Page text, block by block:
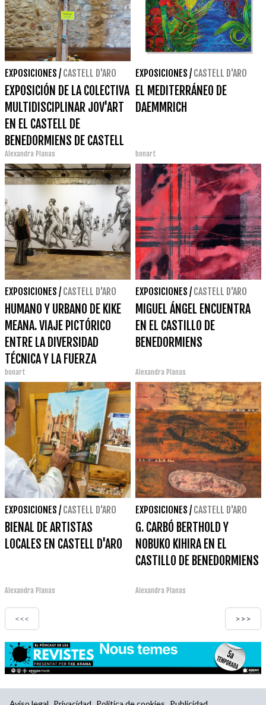
EXPOSICIONES / CASTELL D'ARO
EXPOSICIÓN DE LA COLECTIVA
MULTIDISCIPLINAR JOV'ART
EN EL CASTELL DE
BENEDORMIENS DE CASTELL
D'ARO
Alexandra Planas
EXPOSICIONES / CASTELL D'ARO
EL MEDITERRÁNEO DE
DAEMMRICH
bonart
EXPOSICIONES / CASTELL D'ARO
HUMANO Y URBANO DE KIKE
MEANA. VIAJE PICTÓRICO
ENTRE LA DIVERSIDAD
TÉCNICA Y LA FUERZA
EMOCIONAL.
bonart
EXPOSICIONES / CASTELL D'ARO
MIGUEL ÁNGEL ENCUENTRA
EN EL CASTILLO DE
BENEDORMIENS
Alexandra Planas
EXPOSICIONES / CASTELL D'ARO
BIENAL DE ARTISTAS
LOCALES EN CASTELL D'ARO
Alexandra Planas
EXPOSICIONES / CASTELL D'ARO
G. CARBÓ BERTHOLD Y
NOBUKO KIHIRA EN EL
CASTILLO DE BENEDORMIENS
Alexandra Planas
<<< >>>